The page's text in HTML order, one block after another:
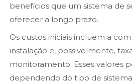
benefícios que um sistema de
oferecer a longo prazo.
Os custos iniciais incluem a
instalação e, possivelmente,
monitoramento. Esses valores
dependendo do tipo de